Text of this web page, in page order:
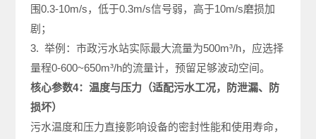
围0.3-10m/s，低于0.3m/s信号弱，高于10m/s磨损加
剧；
3. 举例：市政污水站实际最大流量为500m³/h，应选择
量程0-600~650m³/h的流量计，预留足够波动空间。
核心参数4：温度与压力（适配污水工况，防泄漏、防
损坏）
污水温度和压力直接影响设备的密封性能和使用寿命，